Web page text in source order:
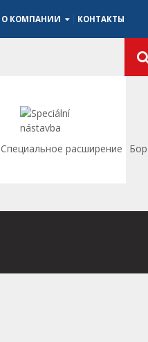
О КОМПАНИИ КОНТАКТЫ
Специальное расширение